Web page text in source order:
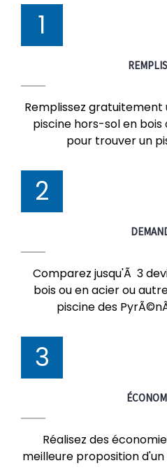
1
Remplissez gratuitement
piscine hors-sol en
pour trouver un
2
Comparez jusqu'Ã 3
bois ou en acier ou
piscine des
3
Réalisez des
meilleure proposition